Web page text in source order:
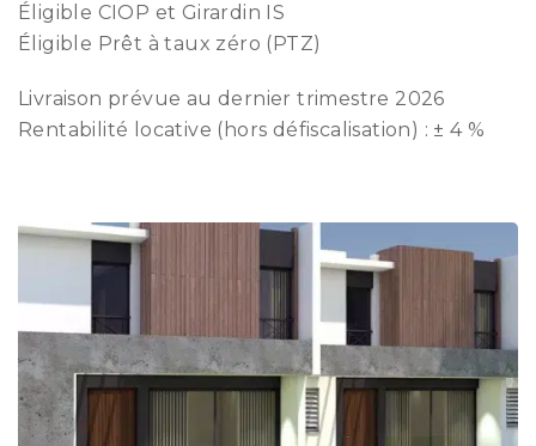
Éligible CIOP et Girardin IS
Éligible Prêt à taux zéro (PTZ)
Livraison prévue au dernier trimestre 2026
Rentabilité locative (hors défiscalisation) : ± 4 %